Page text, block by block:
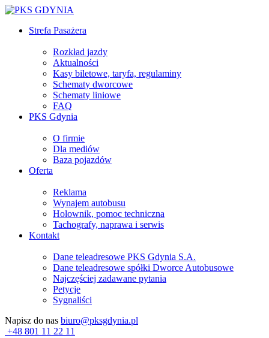
Strefa Pasażera
Rozkład jazdy
Aktualności
Kasy biletowe, taryfa, regulaminy
Schematy dworcowe
Schematy liniowe
FAQ
PKS Gdynia
O firmie
Dla mediów
Baza pojazdów
Oferta
Reklama
Wynajem autobusu
Holownik, pomoc techniczna
Tachografy, naprawa i serwis
Kontakt
Dane teleadresowe PKS Gdynia S.A.
Dane teleadresowe spółki Dworce Autobusowe
Najczęściej zadawane pytania
Petycje
Sygnaliści
Napisz do nas biuro@pksgdynia.pl
+48 801 11 22 11